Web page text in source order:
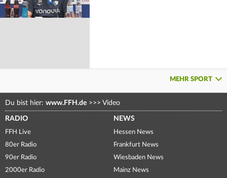
MEHR SPORT
Du bist hier: www.FFH.de >>> Video
RADIO
FFH Live
80er Radio
90er Radio
2000er Radio
NEWS
Hessen News
Frankfurt News
Wiesbaden News
Mainz News